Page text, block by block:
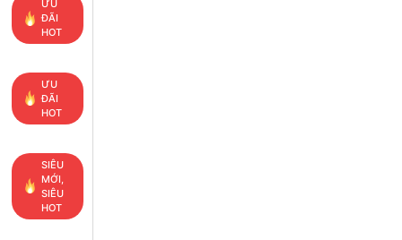
ƯU
ĐÃI
HOT
ƯU
ĐÃI
HOT
SIÊU
MỚI,
SIÊU
HOT